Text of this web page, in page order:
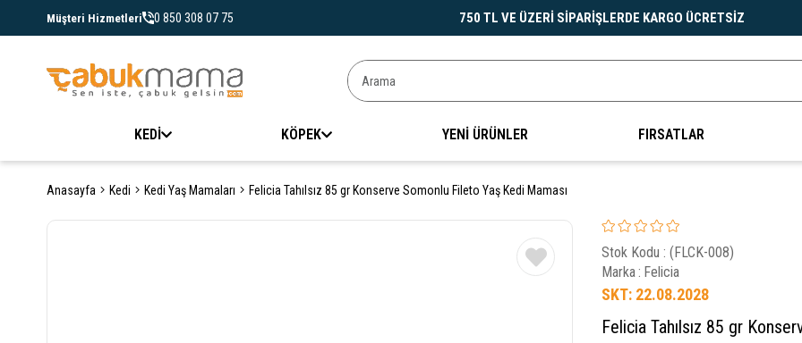
Müşteri Hizmetleri 0 850 308 07 75 750 TL VE ÜZERİ SİPARİŞLERDE KARGO ÜCRETSİZ
KEDİ KÖPEK YENİ ÜRÜNLER FIRSATLAR
Anasayfa Kedi Kedi Yaş Mamaları Felicia Tahılsız 85 gr Konserve Somonlu Fileto Yaş Kedi Maması
Stok Kodu
(FLCK-008)
Marka: Felicia
SKT: 22.08.2028
Felicia Tahılsız 85 gr